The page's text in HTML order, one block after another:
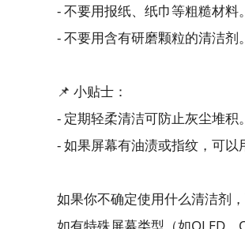
- 不要用报纸、纸巾等粗糙材料。
- 不要用含有研磨颗粒的清洁剂。
📌 小贴士：
- 定期轻柔清洁可防止灰尘堆积。
- 如果屏幕有油渍或指纹，可以
如果你不确定使用什么清洁剂